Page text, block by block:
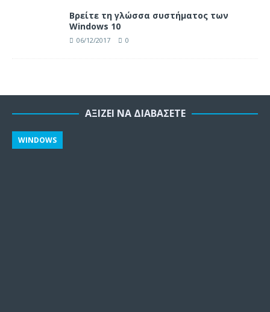
Βρείτε τη γλώσσα συστήματος των
Windows 10
06/12/2017 0
ΑΞΊΖΕΙ ΝΑ ΔΙΑΒΆΣΕΤΕ
WINDOWS